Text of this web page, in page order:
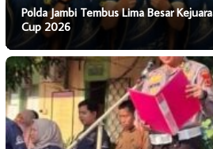
Polda Jambi Tembus Lima Besar
Cup 2026